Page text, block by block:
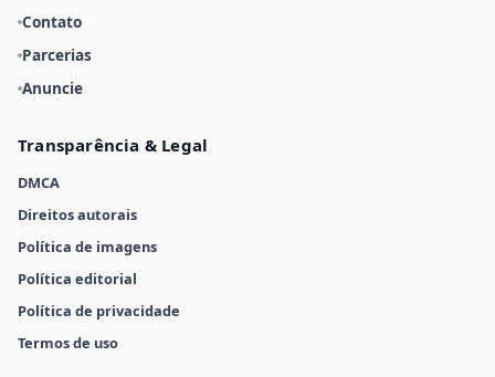
Contato
Parcerias
Anuncie
Transparência & Legal
DMCA
Direitos autorais
Política de imagens
Política editorial
Política de privacidade
Termos de uso